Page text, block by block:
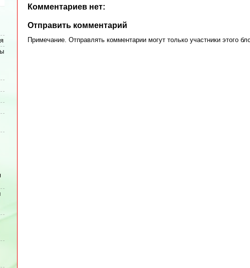
Комментариев нет:
Отправить комментарий
Примечание. Отправлять комментарии могут только участники этого